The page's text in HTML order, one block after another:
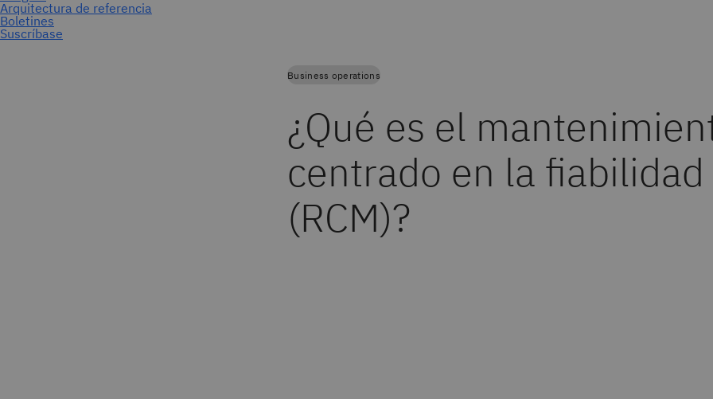
Suscríbase
Business operations
¿Qué es el
centrado en la fiabilidad
(RCM)?